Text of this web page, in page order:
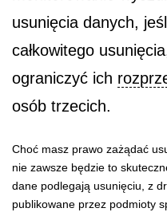
usunięcia danych,
całkowitego
ograniczyć ich
osób trzecich.
Choć masz prawo zażądać
nie zawsze będzie to
dane podlegają usunięciu, z
publikowane przez podmioty